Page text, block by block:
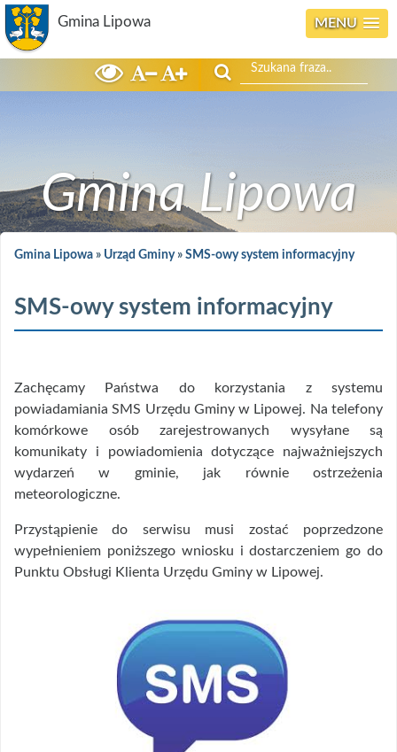
Gmina Lipowa MENU
Szukaj
Gmina Lipowa
Gmina Lipowa » Urząd Gminy» SMS-owy system informacyjny
SMS-owy system informacyjny
Zachęcamy Państwa do korzystania z systemu
powiadamiania SMS Urzędu Gminy w Lipowej. Na telefony
komórkowe osób zarejestrowanych wysyłane są
komunikaty i powiadomienia dotyczące najważniejszych
wydarzeń w gminie, jak równie ostrzeżenia
meteorologiczne.
Przystąpienie do serwisu musi zostać poprzedzone
wypełnieniem poniższego wniosku i dostarczeniem go do
Punktu Obsługi Klienta Urzędu Gminy w Lipowej.